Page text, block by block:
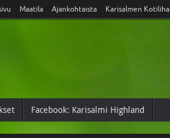
Maatila Ajankohtaista Karisalmen Kotiliha
Facebook: Karisalmi Highland